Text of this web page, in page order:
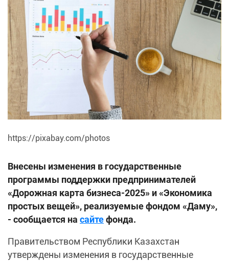
https://pixabay.com/photos
Внесены изменения в государственные
программы поддержки предпринимателей
«Дорожная карта бизнеса-2025» и «Экономика
простых вещей», реализуемые фондом «Даму»,
- сообщается на сайтефонда.
Правительством Республики Казахстан
утверждены изменения в государственные